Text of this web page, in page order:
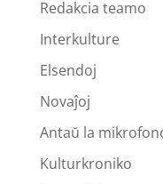
Redakcia teamo
Interkulture
Elsendoj
Novaĵoj
Antaŭ la
Kulturkroniko